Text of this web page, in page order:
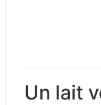
Un lait